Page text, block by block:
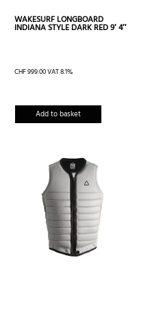
WAKESURF LONGBOARD
INDIANA STYLE DARK RED 9′ 4″
CHF999.00VAT 8.1%
Add to basket